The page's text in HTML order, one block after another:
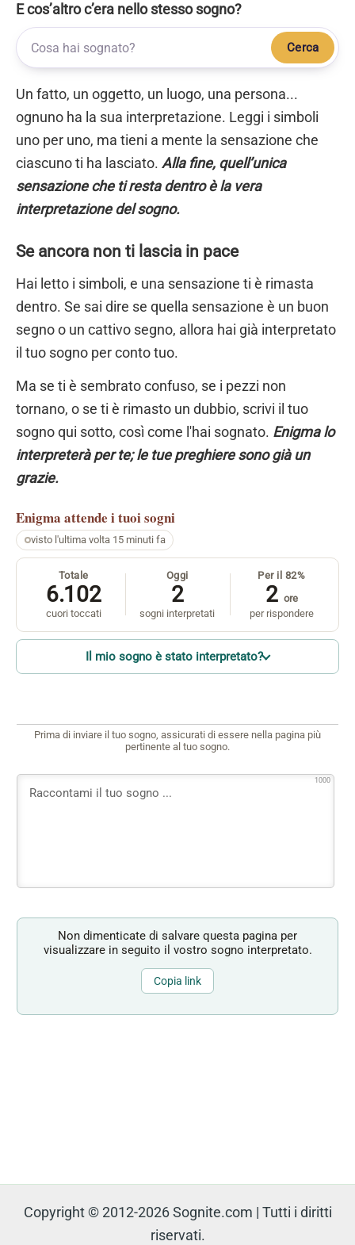
E cos’altro c’era nello stesso sogno?
Cerca
Un fatto, un oggetto, un luogo, una persona...
ognuno ha la sua interpretazione. Leggi i simboli
uno per uno, ma tieni a mente la sensazione che
ciascuno ti ha lasciato. Alla fine, quell’unica
sensazione che ti resta dentro è la vera
interpretazione del sogno.
Se ancora non ti lascia in pace
Hai letto i simboli, e una sensazione ti è rimasta
dentro. Se sai dire se quella sensazione è un buon
segno o un cattivo segno, allora hai già interpretato
il tuo sogno per conto tuo.
Ma se ti è sembrato confuso, se i pezzi non
tornano, o se ti è rimasto un dubbio, scrivi il tuo
sogno qui sotto, così come l'hai sognato. Enigma lo
interpreterà per te; le tue preghiere sono già un
grazie.
Enigma attende i tuoi sogni
visto l'ultima volta 15 minuti fa
Totale
6.102
cuori toccati
Oggi
2
sogni interpretati
Per il 82%
2 ore
per rispondere
Il mio sogno è stato interpretato?
Prima di inviare il tuo sogno, assicurati di essere nella pagina più
pertinente al tuo sogno.
1000
Non dimenticate di salvare questa pagina per
visualizzare in seguito il vostro sogno interpretato.
Copia link
Copyright © 2012-2026 Sognite.com | Tutti i diritti
riservati.